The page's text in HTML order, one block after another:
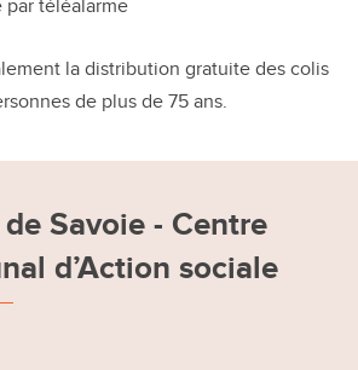
par téléalarme
la distribution gratuite des colis
de plus de 75 ans.
Savoie - Centre
d’Action sociale